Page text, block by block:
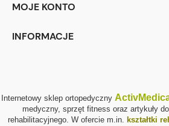
MOJE KONTO
INFORMACJE
Internetowy sklep ortopedyczny
medyczny, sprzęt fitness oraz artykuły
rehabilitacyjnego. W ofercie m.in. kształtki